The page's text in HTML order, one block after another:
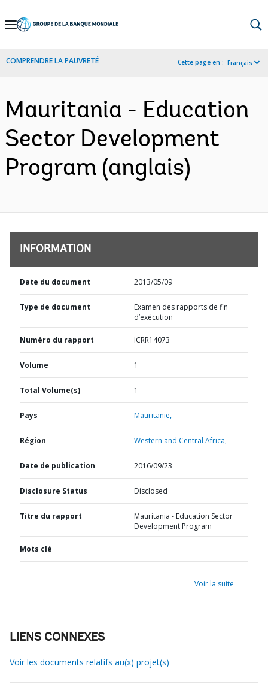
Skip
Navigation
COMPRENDRE LA PAUVRETÉ Cette page en : Français
Mauritania - Education
Sector Development
Program (anglais)
INFORMATION
Date du document 2013/05/09
Type de document
Examen des rapports de fin
d’exécution
Numéro du rapport ICRR14073
Volume 1
Total Volume(s) 1
Pays Mauritanie,
Région Western and Central Africa,
Date de publication 2016/09/23
Disclosure Status Disclosed
Titre du rapport
Mauritania - Education Sector
Development Program
Mots clé
Voir la suite
LIENS CONNEXES
Voir les documents relatifs au(x) projet(s)